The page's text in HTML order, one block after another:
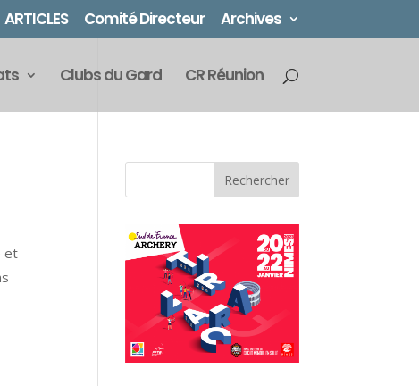
ARTICLES Comité Directeur Archives
Clubs du Gard CR Réunion
et
Rechercher